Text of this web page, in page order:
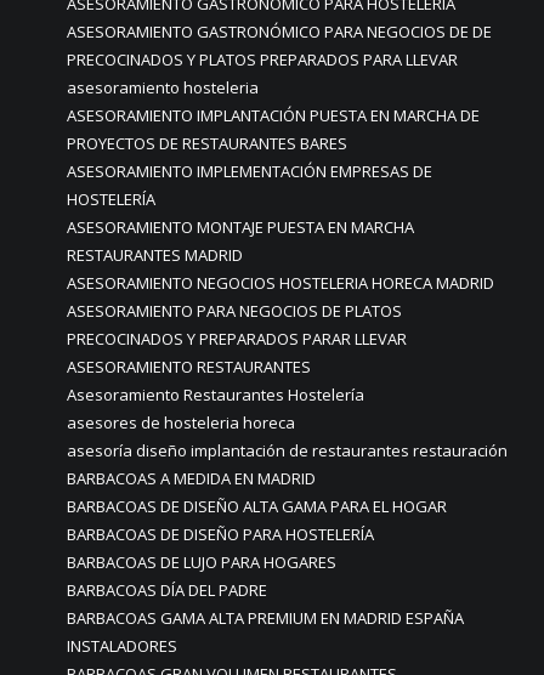
ASESORAMIENTO GASTRONÓMICO PARA NEGOCIOS DE DE
PRECOCINADOS Y PLATOS PREPARADOS PARA LLEVAR
asesoramiento hosteleria
ASESORAMIENTO IMPLANTACIÓN PUESTA EN MARCHA DE
PROYECTOS DE RESTAURANTES BARES
ASESORAMIENTO IMPLEMENTACIÓN EMPRESAS DE
HOSTELERÍA
ASESORAMIENTO MONTAJE PUESTA EN MARCHA
RESTAURANTES MADRID
ASESORAMIENTO NEGOCIOS HOSTELERIA HORECA MADRID
ASESORAMIENTO PARA NEGOCIOS DE PLATOS
PRECOCINADOS Y PREPARADOS PARAR LLEVAR
ASESORAMIENTO RESTAURANTES
Asesoramiento Restaurantes Hostelería
asesores de hosteleria horeca
asesoría diseño implantación de restaurantes restauración
BARBACOAS A MEDIDA EN MADRID
BARBACOAS DE DISEÑO ALTA GAMA PARA EL HOGAR
BARBACOAS DE DISEÑO PARA HOSTELERÍA
BARBACOAS DE LUJO PARA HOGARES
BARBACOAS DÍA DEL PADRE
BARBACOAS GAMA ALTA PREMIUM EN MADRID ESPAÑA
INSTALADORES